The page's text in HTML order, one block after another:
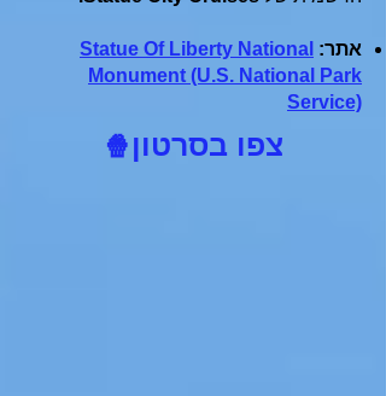
אתר: Statue Of Liberty National
Monument (U.S. National Park
Service)
צפו בסרטון🍿